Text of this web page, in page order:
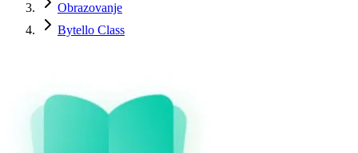
Obrazovanje
Bytello Class